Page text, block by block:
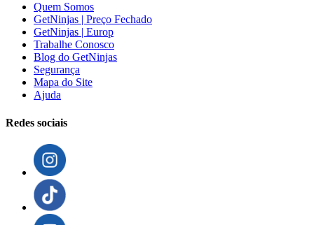
Quem Somos
GetNinjas | Preço Fechado
GetNinjas | Europ
Trabalhe Conosco
Blog do GetNinjas
Segurança
Mapa do Site
Ajuda
Redes sociais